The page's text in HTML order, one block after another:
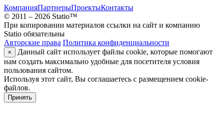
КомпанияПартнерыПроектыКонтакты
© 2011 – 2026 Statio™
При копировании материалов ссылки на сайт и компанию
Statio обязательны
Авторские права Политика конфиденциальности
×
Данный сайт использует файлы cookie, которые помогают
нам создать максимально удобные для посетителя условия
пользования сайтом.
Используя этот сайт, Вы соглашаетесь с размещением cookie-
файлов.
Принять